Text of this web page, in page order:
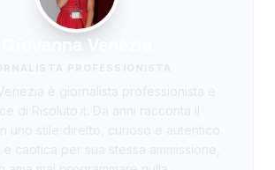
Giovanna Venezia